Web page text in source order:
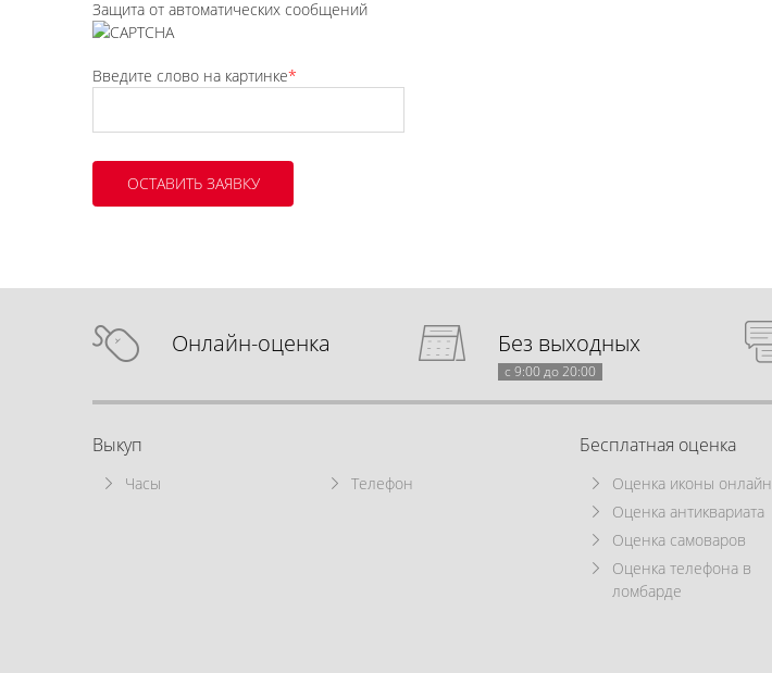
Защита от автоматических сообщений
Введите слово на картинке*
Онлайн-оценка Без выходных
с 9:00 до 20:00
Выкуп
Часы Телефон
Бесплатная оценка
Оценка иконы онлайн
Оценка антиквариата
Оценка самоваров
Оценка телефона в
ломбарде